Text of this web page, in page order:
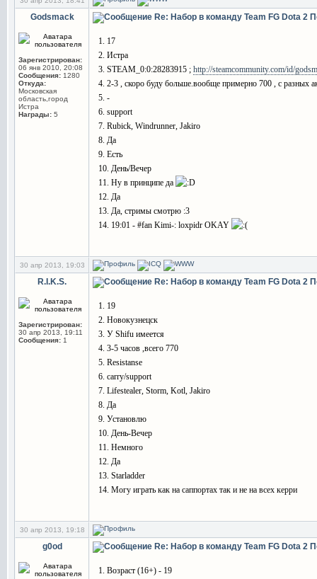
Godsmack
Зарегистрирован:
06 янв 2010, 20:08
Сообщения: 1280
Откуда:
Московская
область,город
Истра
Награды: 5
Re: Набор в команду Team FG Dota 2
1. 17
2. Истра
3. STEAM_0:0:28283915 ; http://steamcommunity.com/id/
4. 2-3 , скоро буду больше.вообще примерно 700 , с разных
5. -
6. support
7. Rubick, Windrunner, Jakiro
8. Да
9. Есть
10. День/Вечер
11. Ну в принципе да
12. Да
13. Да, стримы смотрю :3
14. 19:01 - #fan Kimi-: loxpidr OKAY
30 апр 2013, 19:03
R.I.K.S.
Зарегистрирован:
30 апр 2013, 19:11
Сообщения: 1
Re: Набор в команду Team FG Dota 2
1. 19
2. Новокузнецск
3. У Shifu имеется
4. 3-5 часов ,всего 770
5. Resistanse
6. carry/support
7. Lifestealer, Storm, Kotl, Jakiro
8. Да
9. Установлю
10. День-Вечер
11. Немного
12. Да
13. Starladder
14. Могу играть как на саппортах так и не на всех керри
30 апр 2013, 19:18
g0od Re: Набор в команду Team FG Dota 2
1. Возраст (16+) - 19